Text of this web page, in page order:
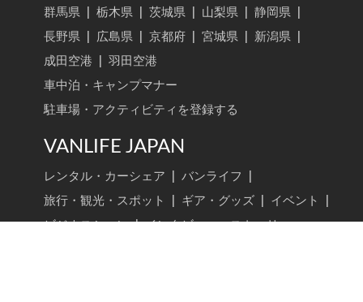
群馬県
栃木県 茨城県 山梨県 静岡県
長野県
広島県 京都府 宮城県 新潟県
成田空港
羽田空港
車中泊・キャンプマナー
駐車場・アクティビティを登録する
VANLIFE JAPAN
レンタル・カーシェア バンライフ
旅行・観光・スポット
ギア・グッズ イベント
ビジネスシーン | インタビュー・ストーリー